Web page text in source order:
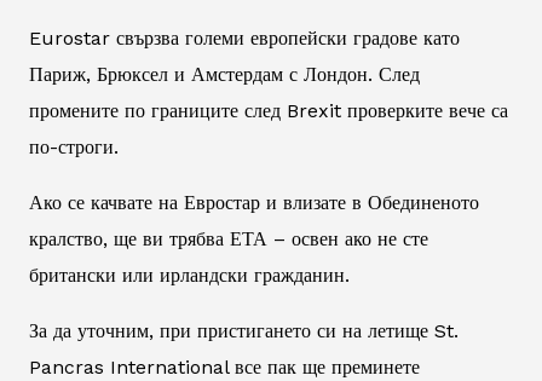
Eurostar свързва големи европейски градове като
Париж, Брюксел и Амстердам с Лондон. След
промените по границите след Brexit проверките вече са
по-строги.
Ако се качвате на Евростар и влизате в Обединеното
кралство, ще ви трябва ЕТА – освен ако не сте
британски или ирландски гражданин.
За да уточним, при пристигането си на летище St.
Pancras International все пак ще преминете